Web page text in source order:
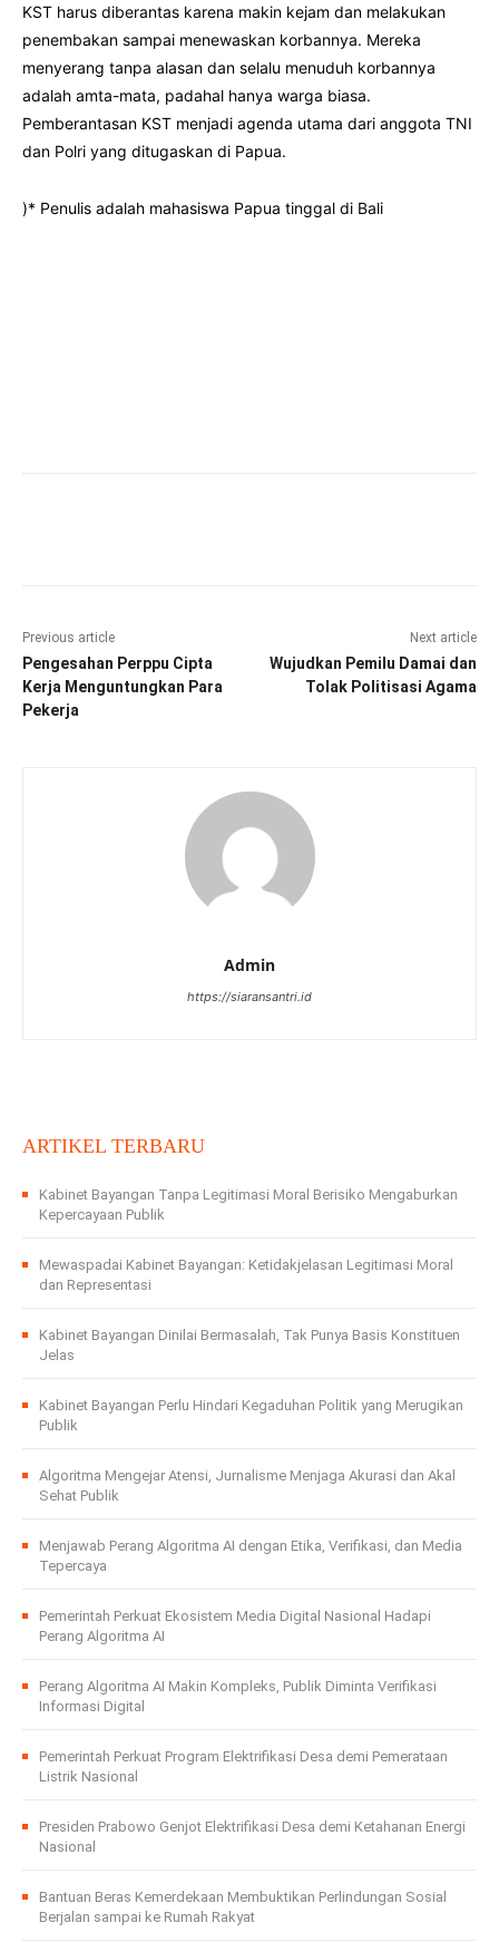
KST harus diberantas karena makin kejam dan melakukan
penembakan sampai menewaskan korbannya. Mereka
menyerang tanpa alasan dan selalu menuduh korbannya
adalah amta-mata, padahal hanya warga biasa.
Pemberantasan KST menjadi agenda utama dari anggota TNI
dan Polri yang ditugaskan di Papua.
)* Penulis adalah mahasiswa Papua tinggal di Bali
Previous article
Pengesahan Perppu Cipta
Kerja Menguntungkan Para
Pekerja
Next article
Wujudkan Pemilu Damai dan
Tolak Politisasi Agama
Admin
https://siaransantri.id
ARTIKEL TERBARU
Kabinet Bayangan Tanpa Legitimasi Moral Berisiko Mengaburkan
Kepercayaan Publik
Mewaspadai Kabinet Bayangan: Ketidakjelasan Legitimasi Moral
dan Representasi
Kabinet Bayangan Dinilai Bermasalah, Tak Punya Basis Konstituen
Jelas
Kabinet Bayangan Perlu Hindari Kegaduhan Politik yang Merugikan
Publik
Algoritma Mengejar Atensi, Jurnalisme Menjaga Akurasi dan Akal
Sehat Publik
Menjawab Perang Algoritma AI dengan Etika, Verifikasi, dan Media
Tepercaya
Pemerintah Perkuat Ekosistem Media Digital Nasional Hadapi
Perang Algoritma AI
Perang Algoritma AI Makin Kompleks, Publik Diminta Verifikasi
Informasi Digital
Pemerintah Perkuat Program Elektrifikasi Desa demi Pemerataan
Listrik Nasional
Presiden Prabowo Genjot Elektrifikasi Desa demi Ketahanan Energi
Nasional
Bantuan Beras Kemerdekaan Membuktikan Perlindungan Sosial
Berjalan sampai ke Rumah Rakyat